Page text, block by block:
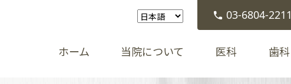
03-6804-2211
ホーム 当院について 医科 歯科